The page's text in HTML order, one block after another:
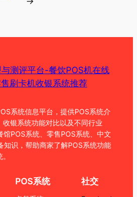
测评平台-餐饮POS机在线
刷卡机收银系统推荐
系统信息平台，提供POS系统介
银系统功能对比以及不同行业
馆POS系统、零售POS系统、中文
知识，帮助商家了解POS系统功能
POS系统 社交